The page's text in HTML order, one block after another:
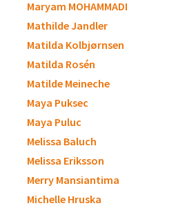
Maryam MOHAMMADI
Mathilde Jandler
Matilda Kolbjørnsen
Matilda Rosén
Matilde Meineche
Maya Puksec
Maya Puluc
Melissa Baluch
Melissa Eriksson
Merry Mansiantima
Michelle Hruska